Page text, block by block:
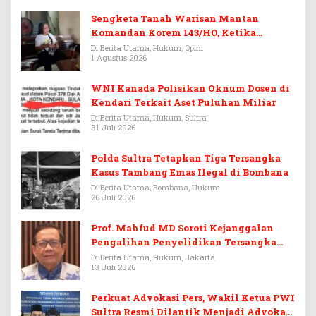
Sengketa Tanah Warisan Mantan
Komandan Korem 143/HO, Ketika
Warisan Menjadi Arena Pemerasan
Di Berita Utama, Hukum, Opini
1 Agustus 2026
WNI Kanada Polisikan Oknum Dosen di
Kendari Terkait Aset Puluhan Miliar
Di Berita Utama, Hukum, Sultra
31 Juli 2026
Polda Sultra Tetapkan Tiga Tersangka
Kasus Tambang Emas Ilegal di Bombana
Di Berita Utama, Bombana, Hukum
26 Juli 2026
Prof. Mahfud MD Soroti Kejanggalan
Pengalihan Penyelidikan Tersangka
Febrie Adriansyah
Di Berita Utama, Hukum, Jakarta
13 Juli 2026
Perkuat Advokasi Pers, Wakil Ketua PWI
Sultra Resmi Dilantik Menjadi Advokat